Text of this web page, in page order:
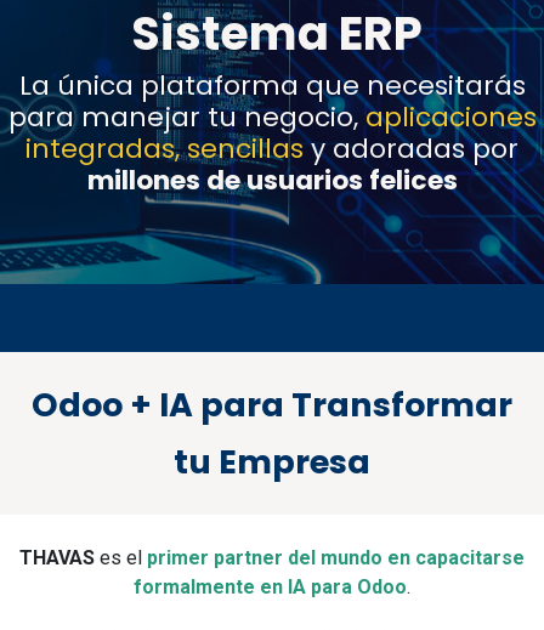
Sistema ERP
La única plataforma que necesitarás
para manejar tu negocio,aplicaciones
integradas, sencillasy adoradas por
millones de usuarios felices
Odoo + IA para Transformar
tu Empresa
THAVAS es el primer partner del mundo en capacitarse
formalmente en IA para Odoo.